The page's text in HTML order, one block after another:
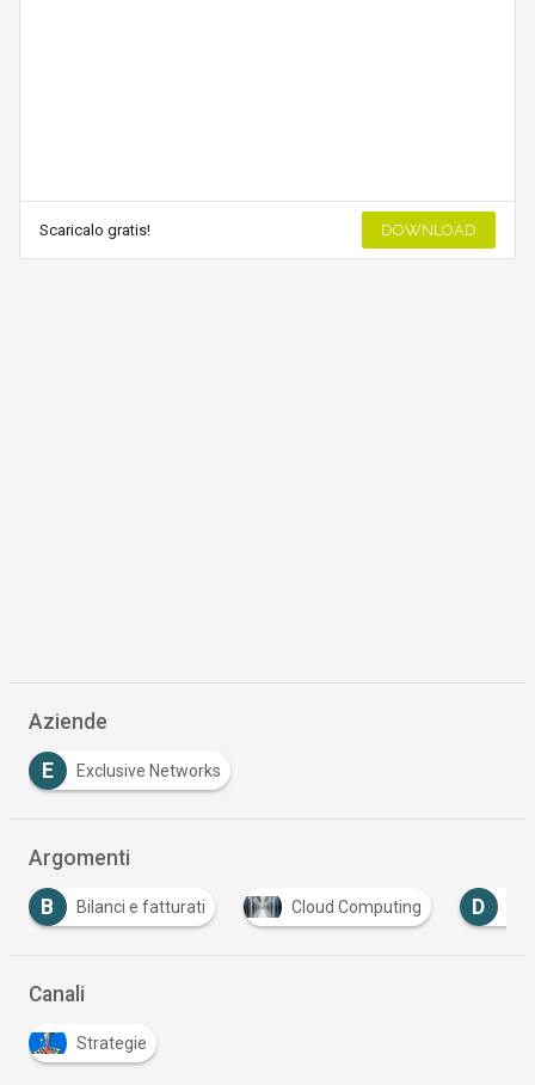
Scaricalo gratis! DOWNLOAD
Aziende
E Exclusive Networks
Argomenti
Cloud Computing D Data Center Digital
Canali
Strategie